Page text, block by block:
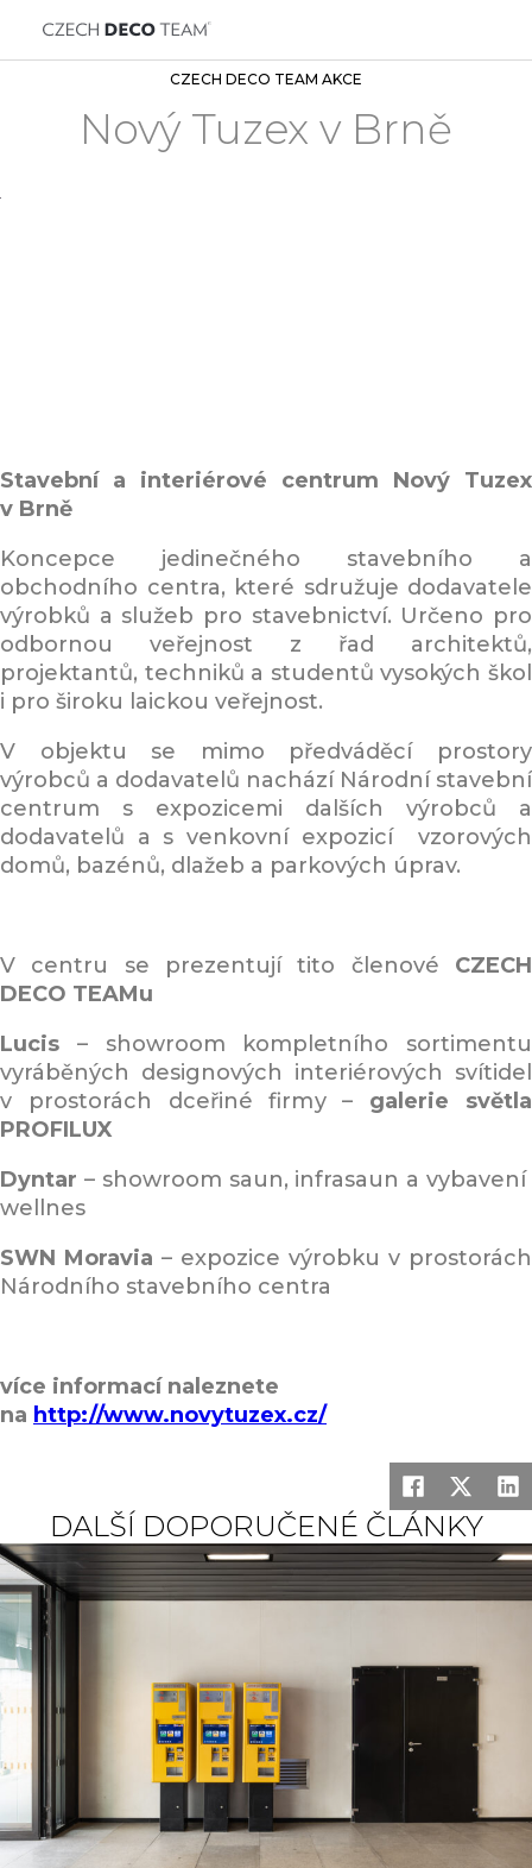
CZECH DECO TEAM AKCE
Nový Tuzex v Brně
Stavební a interiérové centrum Nový Tuzex
v Brně
Koncepce jedinečného stavebního a
obchodního centra, které sdružuje dodavatele
výrobků a služeb pro stavebnictví. Určeno pro
odbornou veřejnost z řad architektů,
projektantů, techniků a studentů vysokých škol
i pro široku laickou veřejnost.
V objektu se mimo předváděcí prostory
výrobců a dodavatelů nachází Národní stavební
centrum s expozicemi dalších výrobců a
dodavatelů a s venkovní expozicí vzorových
domů, bazénů, dlažeb a parkových úprav.
V centru se prezentují tito členové CZECH
DECO TEAMu
Lucis – showroom kompletního sortimentu
vyráběných designových interiérových svítidel
v prostorách dceřiné firmy – galerie světla
PROFILUX
Dyntar – showroom saun, infrasaun a vybavení
wellnes
SWN Moravia – expozice výrobku v prostorách
Národního stavebního centra
více informací naleznete
na http://www.novytuzex.cz/
DALŠÍ DOPORUČENÉ ČLÁNKY